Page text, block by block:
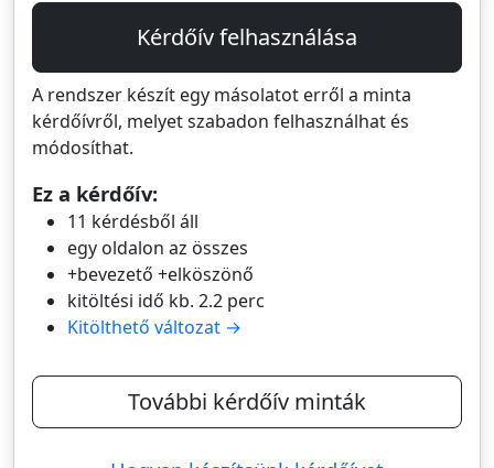
Kérdőív felhasználása
A rendszer készít egy másolatot erről a minta
kérdőívről, melyet szabadon felhasználhat és
módosíthat.
Ez a kérdőív:
11 kérdésből áll
egy oldalon az összes
+bevezető +elköszönő
kitöltési idő kb. 2.2 perc
Kitölthető változat →
További kérdőív minták